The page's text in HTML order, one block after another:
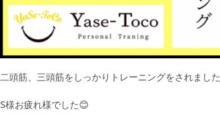
二頭筋、三頭筋をしっかりトレーニングをされました
S様お疲れ様でした😊